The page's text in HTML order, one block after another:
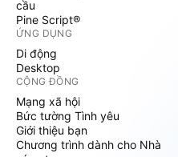
cầu
Pine Script®
ỨNG DỤNG
Di động
Desktop
CỘNG ĐỒNG
Mạng xã hội
Bức tường Tình yêu
Giới thiệu bạn
Chương trình dành cho Nhà